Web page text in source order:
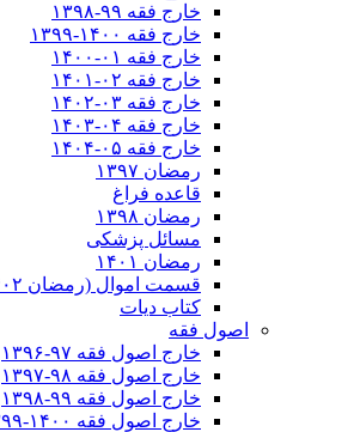
خارج فقه ۹۹-۱۳۹۸
خارج فقه ۱۴۰۰-۱۳۹۹
خارج فقه ۰۱-۱۴۰۰
خارج فقه ۰۲-۱۴۰۱
خارج فقه ۰۳-۱۴۰۲
خارج فقه ۰۴-۱۴۰۳
خارج فقه ۰۵-۱۴۰۴
رمضان ۱۳۹۷
قاعده فراغ
رمضان ۱۳۹۸
مسائل پزشکی
رمضان ۱۴۰۱
قسمت اموال (رمضان ۱۴۰۲)
کتاب دیات
اصول فقه
خارج اصول فقه ۹۷-۱۳۹۶
خارج اصول فقه ۹۸-۱۳۹۷
خارج اصول فقه ۹۹-۱۳۹۸
خارج اصول فقه ۱۴۰۰-۱۳۹۹